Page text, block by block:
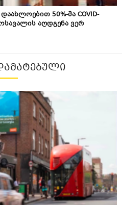
50%-მა COVID-
აღდგენა ვერ